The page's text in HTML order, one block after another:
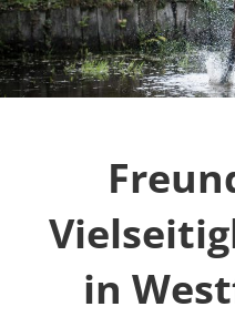
Zum
Inhalt
springen
in